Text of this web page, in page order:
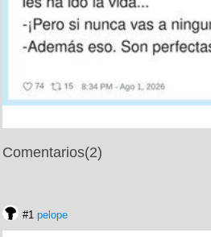
Comentarios(2)
#1 pelope